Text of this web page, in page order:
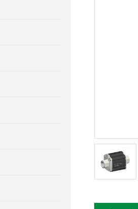
AC-motoren交流电机FCA 132S-4/